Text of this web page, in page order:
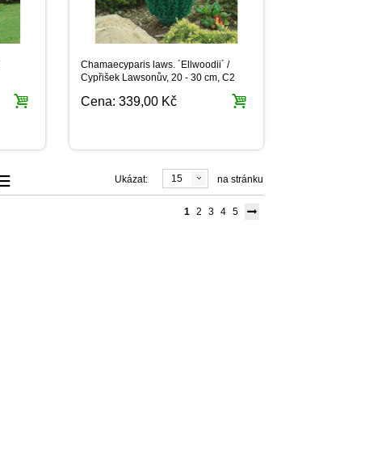
Chamaecyparis laws. ´Ellwoodii´ /
Cypřišek Lawsonův, 20 - 30 cm, C2
Cena: 339,00 Kč
Ukázat: 15 na stránku
1 2 3 4 5